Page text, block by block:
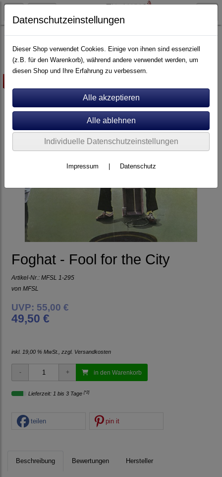
Schallplatten Rock-Pop
Foghat - Fool for the City
Artikel-Nr.: MFSL 1-295
von MFSL
UVP: 55,00 €
49,50 €
inkl. 19,00 % MwSt., zzgl. Versandkosten
in den Warenkorb
Lieferzeit: 1 bis 3 Tage [*2]
teilen pin it
Beschreibung Bewertungen Hersteller
Datenschutzeinstellungen
Dieser Shop verwendet Cookies. Einige von ihnen sind essenziell
(z.B. für den Warenkorb), während andere verwendet werden, um
diesen Shop und Ihre Erfahrung zu verbessern.
Individuelle Datenschutzeinstellungen
Impressum Datenschutz